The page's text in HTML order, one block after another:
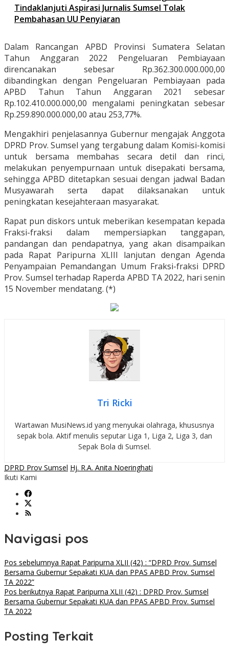
Tindaklanjuti Aspirasi Jurnalis Sumsel Tolak
Pembahasan UU Penyiaran
Dalam Rancangan APBD Provinsi Sumatera Selatan
Tahun Anggaran 2022 Pengeluaran Pembiayaan
direncanakan sebesar Rp.362.300.000.000,00
dibandingkan dengan Pengeluaran Pembiayaan pada
APBD Tahun Tahun Anggaran 2021 sebesar
Rp.102.410.000.000,00 mengalami peningkatan sebesar
Rp.259.890.000.000,00 atau 253,77%.
Mengakhiri penjelasannya Gubernur mengajak Anggota
DPRD Prov. Sumsel yang tergabung dalam Komisi-komisi
untuk bersama membahas secara detil dan rinci,
melakukan penyempurnaan untuk disepakati bersama,
sehingga APBD ditetapkan sesuai dengan jadwal Badan
Musyawarah serta dapat dilaksanakan untuk
peningkatan kesejahteraan masyarakat.
Rapat pun diskors untuk meberikan kesempatan kepada
Fraksi-fraksi dalam mempersiapkan tanggapan,
pandangan dan pendapatnya, yang akan disampaikan
pada Rapat Paripurna XLIII lanjutan dengan Agenda
Penyampaian Pemandangan Umum Fraksi-fraksi DPRD
Prov. Sumsel terhadap Raperda APBD TA 2022, hari senin
15 November mendatang. (*)
Tri Ricki
Wartawan MusiNews.id yang menyukai olahraga, khususnya
sepak bola. Aktif menulis seputar Liga 1, Liga 2, Liga 3, dan
Sepak Bola di Sumsel.
DPRD Prov Sumsel Hj. R.A. Anita Noeringhati
Ikuti Kami
Navigasi pos
Pos sebelumnya Rapat Paripurna XLII (42) : “DPRD Prov. Sumsel
Bersama Gubernur Sepakati KUA dan PPAS APBD Prov. Sumsel
TA 2022”
Pos berikutnya Rapat Paripurna XLII (42) : DPRD Prov. Sumsel
Bersama Gubernur Sepakati KUA dan PPAS APBD Prov. Sumsel
TA 2022
Posting Terkait